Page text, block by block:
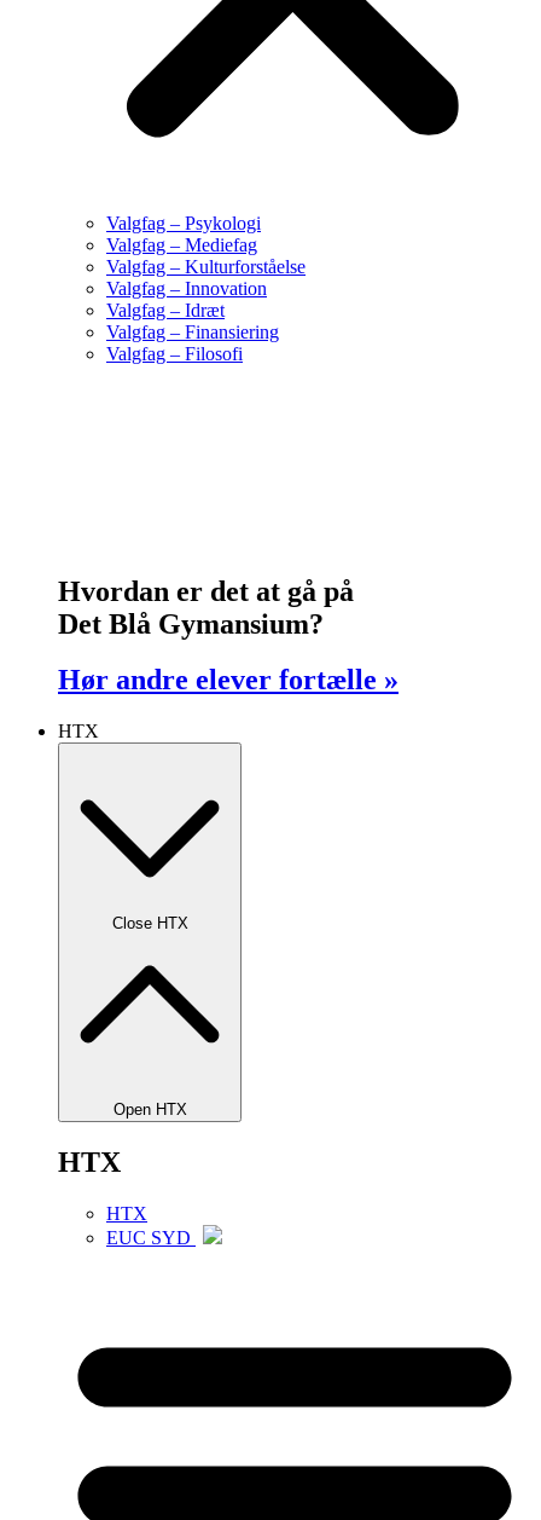
Valgfag – Psykologi
Valgfag – Mediefag
Valgfag – Kulturforståelse
Valgfag – Innovation
Valgfag – Idræt
Valgfag – Finansiering
Valgfag – Filosofi
Hvordan er det at gå på
Det Blå Gymansium?
Hør andre elever fortælle »
HTX
Close HTX
Open HTX
HTX
HTX
EUC SYD